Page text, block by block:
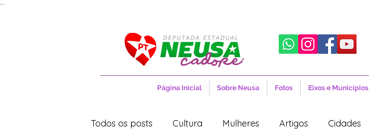
Página Inicial Sobre Neusa Fotos Eixos e Municípios
Todos os posts Cultura Mulheres Artigos Cidades